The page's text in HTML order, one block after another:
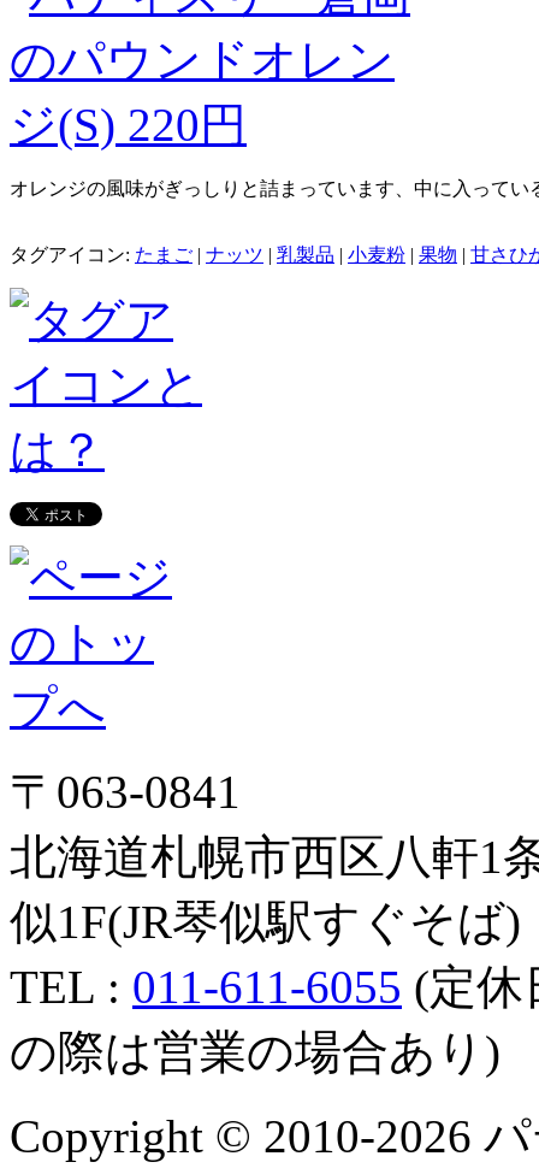
オレンジの風味がぎっしりと詰まっています、中に入って
タグアイコン: たまご | ナッツ | 乳製品 | 小麦粉 | 果物 | 甘さひ
〒063-0841
北海道札幌市西区八軒1
似1F(JR琴似駅すぐそば)
TEL : 011-611-6055 (定休
の際は営業の場合あり)
Copyright © 2010-2026